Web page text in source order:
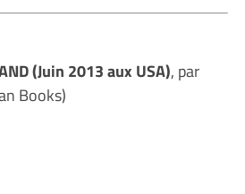
(Juin 2013 aux USA), par
Books)